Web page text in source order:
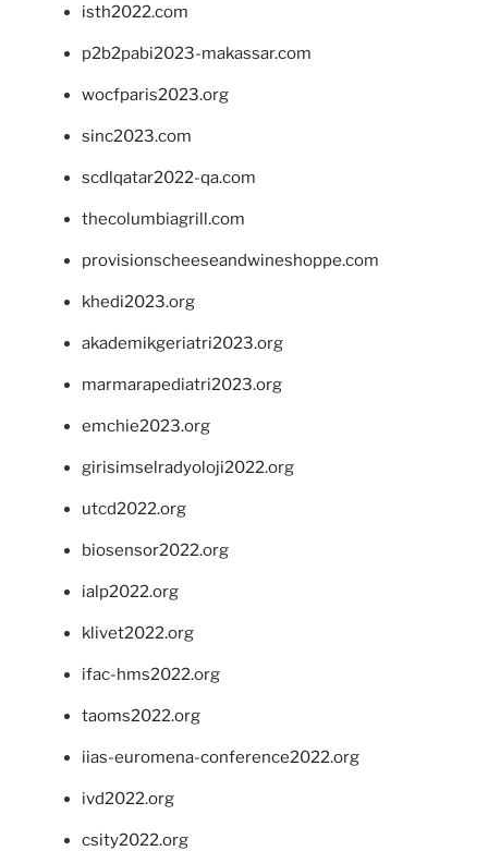
isth2022.com
p2b2pabi2023-makassar.com
wocfparis2023.org
sinc2023.com
scdlqatar2022-qa.com
thecolumbiagrill.com
provisionscheeseandwineshoppe.com
khedi2023.org
akademikgeriatri2023.org
marmarapediatri2023.org
emchie2023.org
girisimselradyoloji2022.org
utcd2022.org
biosensor2022.org
ialp2022.org
klivet2022.org
ifac-hms2022.org
taoms2022.org
iias-euromena-conference2022.org
ivd2022.org
csity2022.org